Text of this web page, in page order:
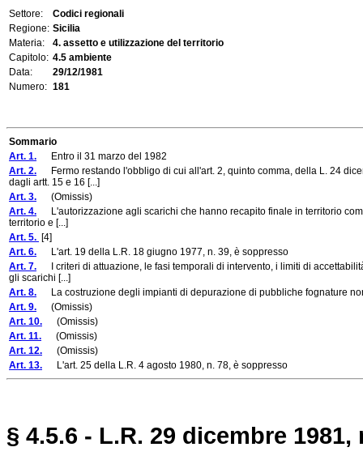
Settore:
Codici regionali
Regione: Sicilia
Materia:
4. assetto e utilizzazione del territorio
Capitolo: 4.5 ambiente
Data:
29/12/1981
Numero: 181
Sommario
Art. 1. Entro il 31 marzo del 1982
Art. 2. Fermo restando l'obbligo di cui all'art. 2, quinto comma, della L. 24
dagli artt. 15 e 16 [...]
Art. 3. (Omissis)
Art. 4. L'autorizzazione agli scarichi che hanno recapito finale in territorio
territorio e [...]
Art. 5. [4]
Art. 6. L'art. 19 della L.R. 18 giugno 1977, n. 39, è soppresso
Art. 7. I criteri di attuazione, le fasi temporali di intervento, i limiti di
gli scarichi [...]
Art. 8. La costruzione degli impianti di depurazione di pubbliche fognature
Art. 9. (Omissis)
Art. 10. (Omissis)
Art. 11. (Omissis)
Art. 12. (Omissis)
Art. 13. L'art. 25 della L.R. 4 agosto 1980, n. 78, è soppresso
§ 4.5.6 - L.R. 29 dicembre 1981,